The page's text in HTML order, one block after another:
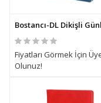
Bostancı-DL Dikişli
Fiyatları Görmek İçin
Olunuz!